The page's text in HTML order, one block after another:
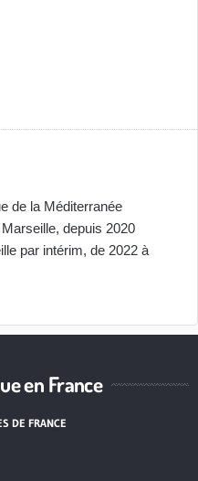
de la Méditerranée
depuis 2020
par intérim, de 2022 à
en France
DE FRANCE